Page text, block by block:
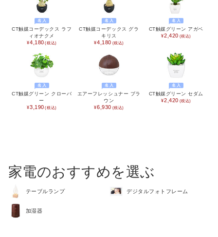
名入
CT触媒コーデックス ラフ
ィオナクメ
4,180
名入
CT触媒コーデックス グラ
キリス
4,180
名入
CT触媒グリーン アガベ
2,420
名入
CT触媒グリーン クローバ
ー
3,190
名入
エアーフレッシュナー ブラ
ウン
6,930
名入
CT触媒グリーン セダム
2,420
家電のおすすめを選ぶ
テーブルランプ デジタルフォトフレーム
加湿器